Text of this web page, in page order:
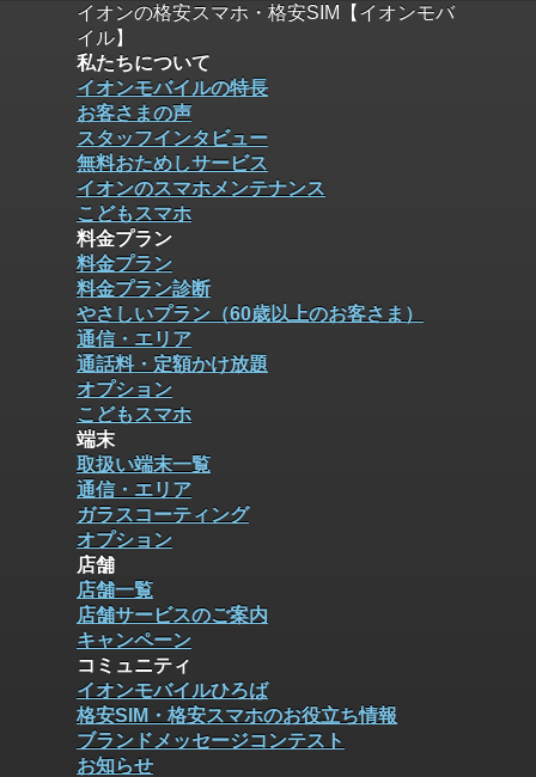
イオンの格安スマホ・格安SIM【イオンモバ
イル】
私たちについて
イオンモバイルの特長
お客さまの声
スタッフインタビュー
無料おためしサービス
イオンのスマホメンテナンス
こどもスマホ
料金プラン
料金プラン
料金プラン診断
やさしいプラン（60歳以上のお客さま）
通信・エリア
通話料・定額かけ放題
オプション
こどもスマホ
端末
取扱い端末一覧
通信・エリア
ガラスコーティング
オプション
店舗
店舗一覧
店舗サービスのご案内
キャンペーン
コミュニティ
イオンモバイルひろば
格安SIM・格安スマホのお役立ち情報
ブランドメッセージコンテスト
お知らせ